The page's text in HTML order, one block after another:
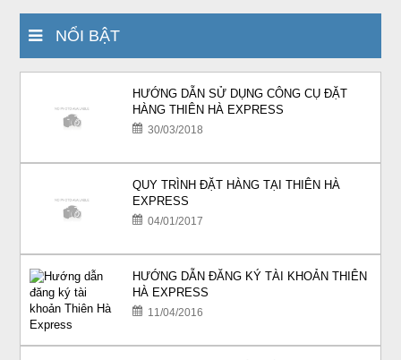
NỔI BẬT
HƯỚNG DẪN SỬ DỤNG CÔNG CỤ ĐẶT
HÀNG THIÊN HÀ EXPRESS
30/03/2018
QUY TRÌNH ĐẶT HÀNG TẠI THIÊN HÀ
EXPRESS
04/01/2017
HƯỚNG DẪN ĐĂNG KÝ TÀI KHOẢN THIÊN
HÀ EXPRESS
11/04/2016